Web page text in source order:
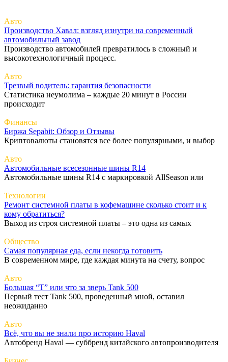
Авто
Производство Хавал: взгляд изнутри на современный
автомобильный завод
Производство автомобилей превратилось в сложный и
высокотехнологичный процесс.
Авто
Трезвый водитель: гарантия безопасности
Статистика неумолима – каждые 20 минут в России
происходит
Финансы
Биржа Sepabit: Обзор и Отзывы
Криптовалюты становятся все более популярными, и выбор
Авто
Автомобильные всесезонные шины R14
Автомобильные шины R14 с маркировкой AllSeason или
Технологии
Ремонт системной платы в кофемашине сколько стоит и к
кому обратиться?
Выход из строя системной платы – это одна из самых
Общество
Самая популярная еда, если некогда готовить
В современном мире, где каждая минута на счету, вопрос
Авто
Большая “Т” или что за зверь Tank 500
Первый тест Tank 500, проведенный мной, оставил
неожиданно
Авто
Всё, что вы не знали про историю Haval
Автобренд Haval — суббренд китайского автопроизводителя